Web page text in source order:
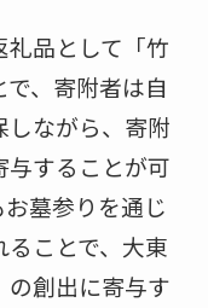
品として「竹
、寄附者は自
ながら、寄附
与することが可
墓参りを通じ
ことで、大東
創出に寄与す